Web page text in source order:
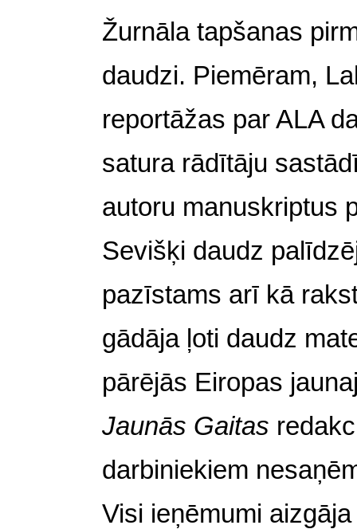
Žurnāla tapšanas
daudzi. Piemēram,
reportāžas par ALA
satura rādītāju
autoru manuskriptus
Sevišķi daudz
pazīstams arī kā
gādāja ļoti daudz
pārējās Eiropas
Jaunās Gaitas
darbiniekiem
Visi ieņēmumi